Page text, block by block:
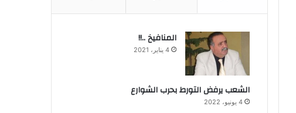
المنافيخ ..!!
4 يناير، 2021
الشعب يرفض التورط بحرب الشوارع
4 يونيو، 2022